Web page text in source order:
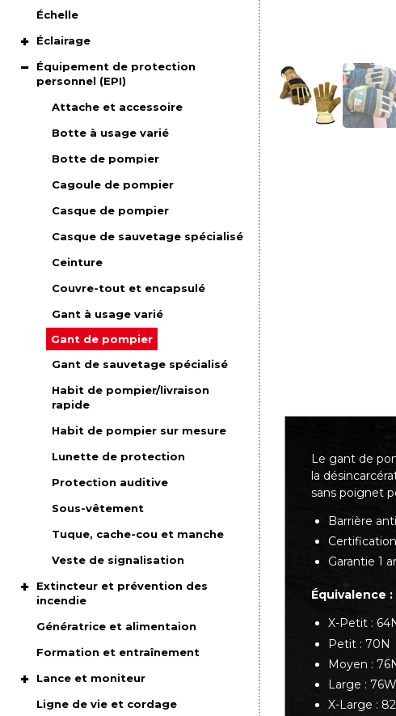
Échelle
Éclairage
Équipement de protection
personnel (EPI)
Attache et accessoire
Botte à usage varié
Botte de pompier
Cagoule de pompier
Casque de pompier
Casque de sauvetage spécialisé
Ceinture
Couvre-tout et encapsulé
Gant à usage varié
Gant de pompier
Gant de sauvetage spécialisé
Habit de pompier/livraison
rapide
Habit de pompier sur mesure
Lunette de protection
Protection auditive
Sous-vêtement
Tuque, cache-cou et manche
Veste de signalisation
Extincteur et prévention des
incendie
Génératrice et alimentaion
Formation et entraînement
Lance et moniteur
Ligne de vie et cordage
Le gant de
la
sans poignet
Barrière
Garantie 1
Équivalence :
X-Petit :
Petit : 70N
Moyen :
Large : 76W
X-Large :